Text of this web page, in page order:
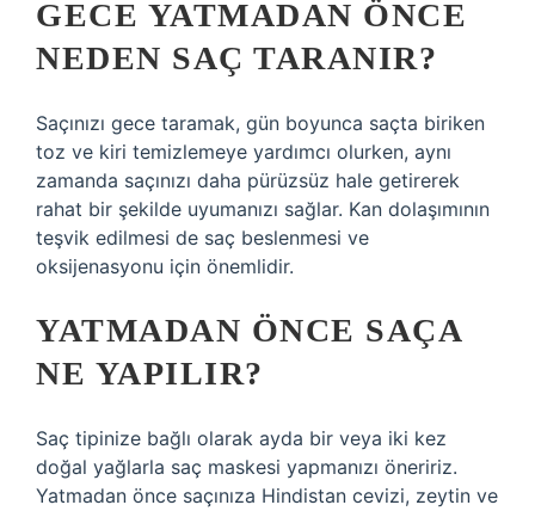
GECE YATMADAN ÖNCE
NEDEN SAÇ TARANIR?
Saçınızı gece taramak, gün boyunca saçta biriken
toz ve kiri temizlemeye yardımcı olurken, aynı
zamanda saçınızı daha pürüzsüz hale getirerek
rahat bir şekilde uyumanızı sağlar. Kan dolaşımının
teşvik edilmesi de saç beslenmesi ve
oksijenasyonu için önemlidir.
YATMADAN ÖNCE SAÇA
NE YAPILIR?
Saç tipinize bağlı olarak ayda bir veya iki kez
doğal yağlarla saç maskesi yapmanızı öneririz.
Yatmadan önce saçınıza Hindistan cevizi, zeytin ve